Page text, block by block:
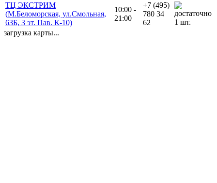
ТЦ ЭКСТРИМ
(М.Беломорская, ул.Смольная,
63Б, 3 эт. Пав. К-10)
10:00 -
21:00
+7 (495)
780 34
62
1 шт.
загрузка карты...